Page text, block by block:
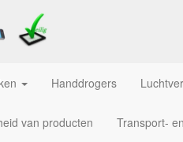
Handdrogers
van producten Transport-